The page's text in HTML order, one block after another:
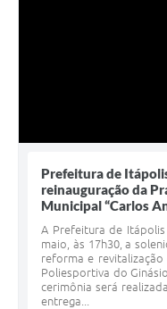
Prefeitura de
reinauguração da
Municipal “Carlos
A Prefeitura de
maio, às 17h30, a
reforma e revitalização
Poliesportiva do
cerimônia será
entrega...